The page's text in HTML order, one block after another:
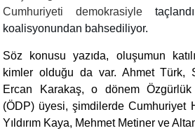
Cumhuriyeti demokrasiyle
koalisyonundan bahsediliyor.
Söz konusu yazıda, oluşumun
kimler olduğu da var. Ahmet Türk,
Ercan Karakaş, o dönem
(ÖDP) üyesi, şimdilerde Cumhuriyet
Yıldırım Kaya, Mehmet Metiner ve